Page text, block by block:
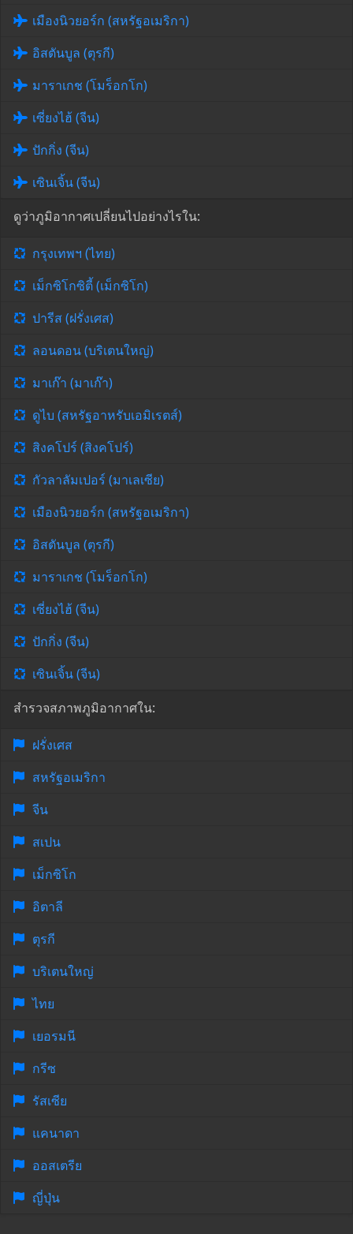
เมืองนิวยอร์ก (สหรัฐอเมริกา)
อิสตันบูล (ตุรกี)
มาราเกช (โมร็อกโก)
เซี่ยงไฮ้ (จีน)
ปักกิ่ง (จีน)
เซินเจิ้น (จีน)
ดูว่าภูมิอากาศเปลี่ยนไปอย่างไรใน:
กรุงเทพฯ (ไทย)
เม็กซิโกซิตี้ (เม็กซิโก)
ปารีส (ฝรั่งเศส)
ลอนดอน (บริเตนใหญ่)
มาเก๊า (มาเก๊า)
ดูไบ (สหรัฐอาหรับเอมิเรตส์)
สิงคโปร์ (สิงคโปร์)
กัวลาลัมเปอร์ (มาเลเซีย)
เมืองนิวยอร์ก (สหรัฐอเมริกา)
อิสตันบูล (ตุรกี)
มาราเกช (โมร็อกโก)
เซี่ยงไฮ้ (จีน)
ปักกิ่ง (จีน)
เซินเจิ้น (จีน)
สำรวจสภาพภูมิอากาศใน:
ฝรั่งเศส
สหรัฐอเมริกา
จีน
สเปน
เม็กซิโก
อิตาลี
ตุรกี
บริเตนใหญ่
ไทย
เยอรมนี
กรีซ
รัสเซีย
แคนาดา
ออสเตรีย
ญี่ปุ่น